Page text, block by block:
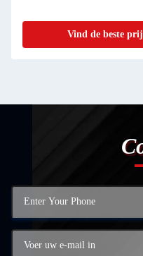
Vind de beste